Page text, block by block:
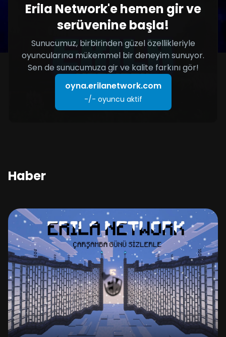
Erila Network'e hemen gir ve
serüvenine başla!
Sunucumuz, birbirinden güzel özellikleriyle
oyuncularına mükemmel bir deneyim sunuyor.
Sen de sunucumuza gir ve kalite farkını gör!
oyna.erilanetwork.com
-/- oyuncu aktif
Haber